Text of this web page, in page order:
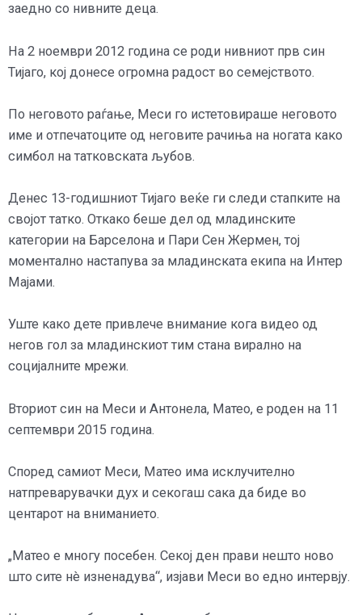
заедно со нивните деца.
На 2 ноември 2012 година се роди нивниот прв син
Тијаго, кој донесе огромна радост во семејството.
По неговото раѓање, Меси го истетовираше неговото
име и отпечатоците од неговите рачиња на ногата како
симбол на татковската љубов.
Денес 13-годишниот Тијаго веќе ги следи стапките на
својот татко. Откако беше дел од младинските
категории на Барселона и Пари Сен Жермен, тој
моментално настапува за младинската екипа на Интер
Мајами.
Уште како дете привлече внимание кога видео од
негов гол за младинскиот тим стана вирално на
социјалните мрежи.
Вториот син на Меси и Антонела, Матео, е роден на 11
септември 2015 година.
Според самиот Меси, Матео има исклучително
натпреварувачки дух и секогаш сака да биде во
центарот на вниманието.
„Матео е многу посебен. Секој ден прави нешто ново
што сите нè изненадува“, изјави Меси во едно интервју.